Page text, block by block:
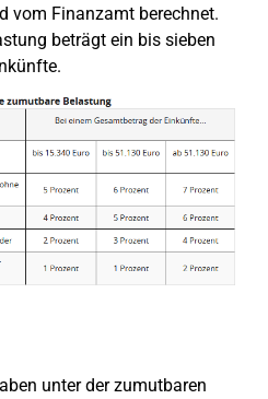
vom Finanzamt berechnet.
beträgt ein bis sieben
unter der zumutbaren